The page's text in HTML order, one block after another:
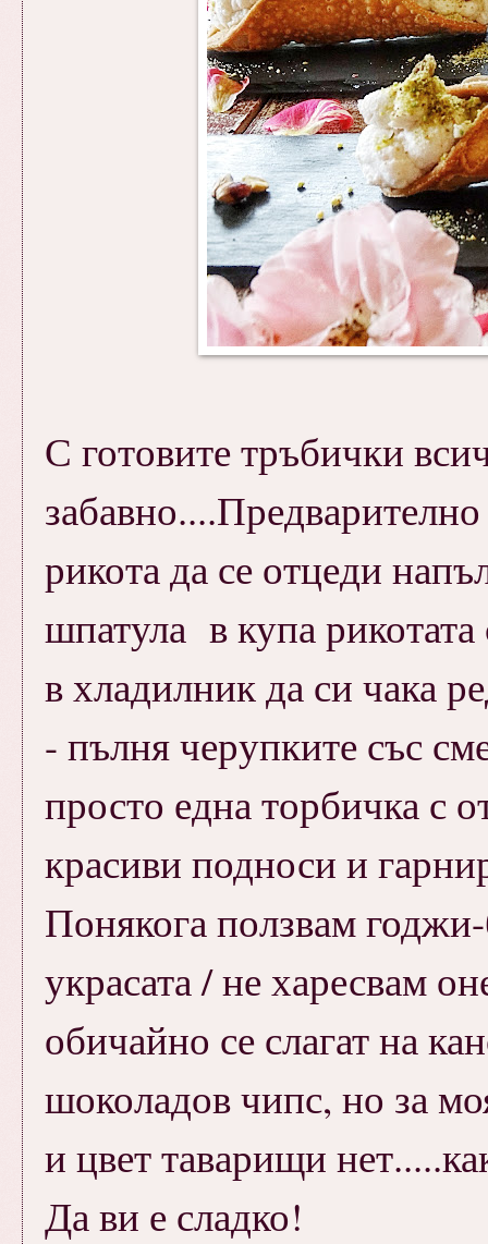
С готовите тръбички
рикота да се отцеди
шпатула в купа рикотата
в хладилник да си чака
- пълня черупките със
просто една торбичка с
красиви подноси и
Понякога ползвам
украсата / не харесвам
обичайно се слагат на
шоколадов чипс, но за
и цвет таварищи
Да ви е сладко!